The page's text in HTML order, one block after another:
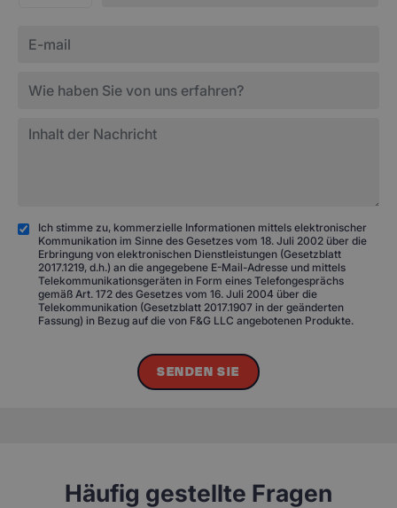
Ich stimme zu, kommerzielle Informationen mittels elektronischer
Kommunikation im Sinne des Gesetzes vom 18. Juli 2002 über die
Erbringung von elektronischen Dienstleistungen (Gesetzblatt
2017.1219, d.h.) an die angegebene E-Mail-Adresse und mittels
Telekommunikationsgeräten in Form eines Telefongesprächs
gemäß Art. 172 des Gesetzes vom 16. Juli 2004 über die
Telekommunikation (Gesetzblatt 2017.1907 in der geänderten
Fassung) in Bezug auf die von F&G LLC angebotenen Produkte.
SENDEN SIE
Häufig gestellte Fragen